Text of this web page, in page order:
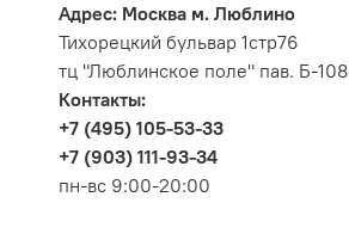
Адрес: Москва м. Люблино
Тихорецкий бульвар 1стр76
тц "Люблинское поле" пав. Б-108
Контакты:
+7 (495) 105-53-33
+7 (903) 111-93-34
пн-вс 9:00-20:00